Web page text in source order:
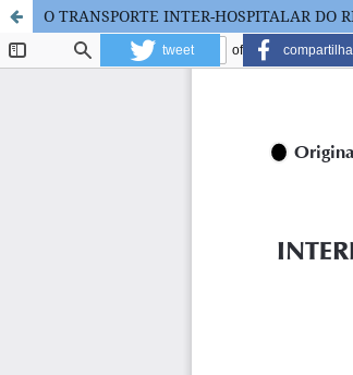
O TRANSPORTE INTER-HOSPITALAR DO
tweet